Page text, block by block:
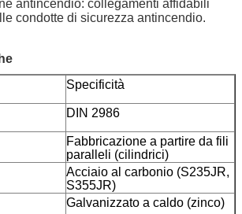
antincendio: collegamenti affidabili
condotte di sicurezza antincendio.
Specificità
DIN 2986
Fabbricazione a partire da fili
paralleli (cilindrici)
Acciaio al carbonio (S235JR,
S355JR)
Galvanizzato a caldo (zinco)